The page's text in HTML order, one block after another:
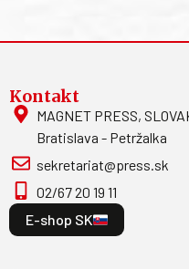
Kontakt
MAGNET PRESS,
Bratislava - Petržalka
sekretariat@press.sk
02/67 20 19 11
E-shop SK